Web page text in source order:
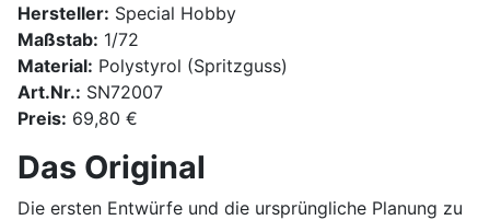
Hersteller: Special Hobby
Maßstab: 1/72
Material: Polystyrol (Spritzguss)
Art.Nr.: SN72007
Preis: 69,80 €
Das Original
Die ersten Entwürfe und die ursprüngliche Planung zu